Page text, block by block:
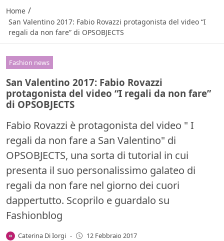
Home /
San Valentino 2017: Fabio Rovazzi protagonista del video “I
regali da non fare” di OPSOBJECTS
Fashion news
San Valentino 2017: Fabio Rovazzi
protagonista del video “I regali da non fare”
di OPSOBJECTS
Fabio Rovazzi è protagonista del video " I
regali da non fare a San Valentino" di
OPSOBJECTS, una sorta di tutorial in cui
presenta il suo personalissimo galateo di
regali da non fare nel giorno dei cuori
dappertutto. Scoprilo e guardalo su
Fashionblog
Caterina Di Iorgi - 12 Febbraio 2017